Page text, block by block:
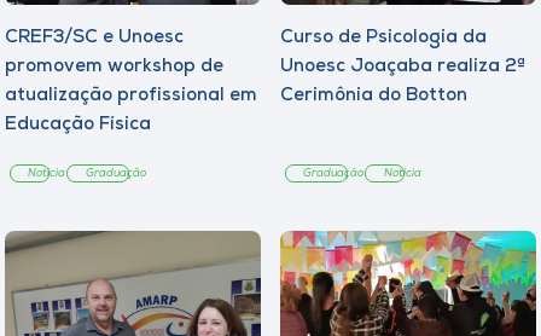
CREF3/SC e Unoesc
promovem workshop de
atualização profissional em
Educação Física
Notícia Graduação
Curso de Psicologia da
Unoesc Joaçaba realiza 2ª
Cerimônia do Botton
Graduação Notícia